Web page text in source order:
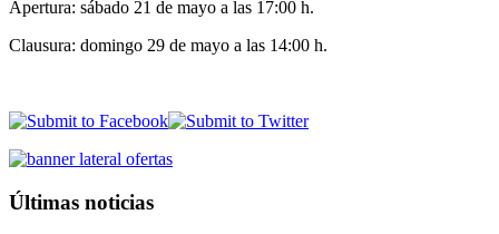
Apertura: sábado 21 de mayo a las 17:00 h.
Clausura: domingo 29 de mayo a las 14:00 h.
Últimas noticias